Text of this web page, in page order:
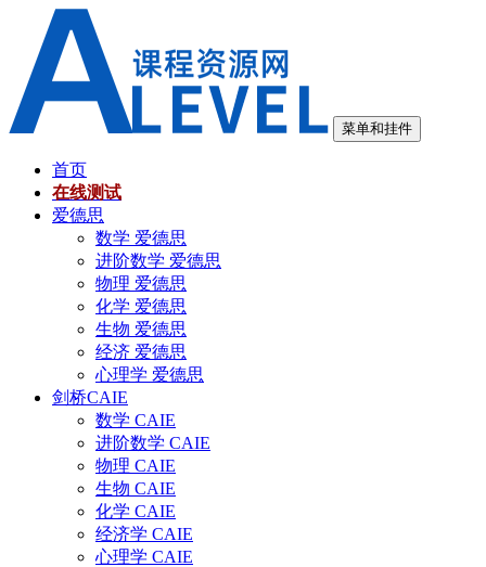
菜单和挂件
首页
在线测试
爱德思
数学 爱德思
进阶数学 爱德思
物理 爱德思
化学 爱德思
生物 爱德思
经济 爱德思
心理学 爱德思
剑桥CAIE
数学 CAIE
进阶数学 CAIE
物理 CAIE
生物 CAIE
化学 CAIE
经济学 CAIE
心理学 CAIE